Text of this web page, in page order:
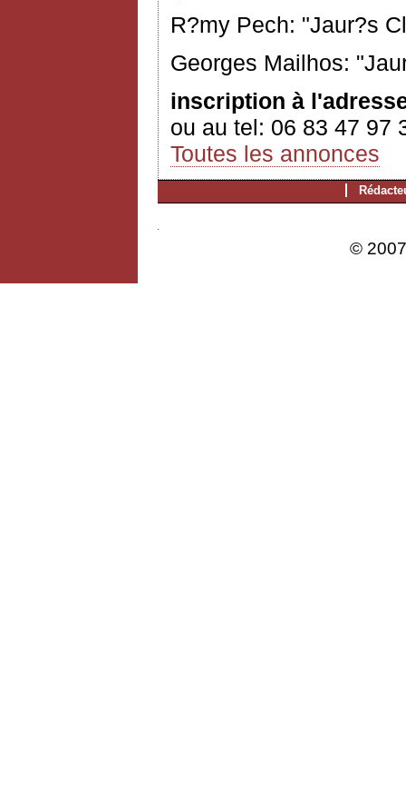
R?my Pech: "Jaur?s
Georges Mailhos:
inscription à
ou au tel: 06 83 47 97
Toutes les annonces
©